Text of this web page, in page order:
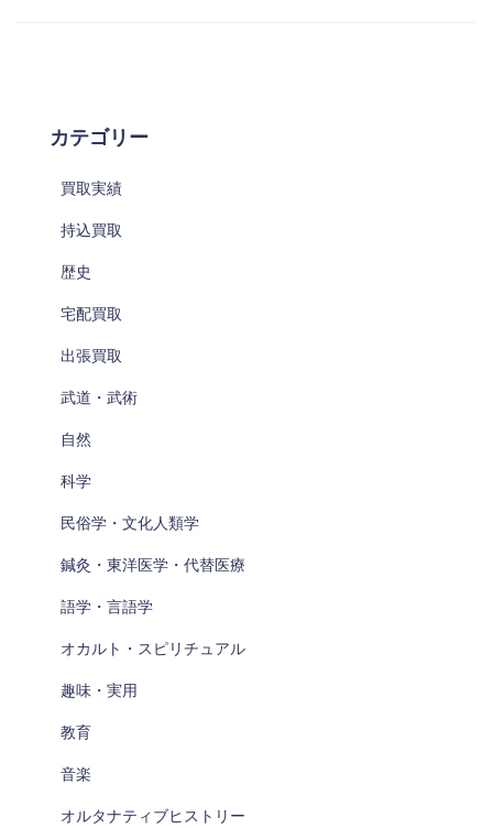
カテゴリー
買取実績
持込買取
歴史
宅配買取
出張買取
武道・武術
自然
科学
民俗学・文化人類学
鍼灸・東洋医学・代替医療
語学・言語学
オカルト・スピリチュアル
趣味・実用
教育
音楽
オルタナティブヒストリー